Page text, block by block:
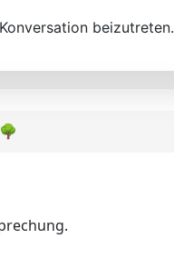
beizutreten.
🌳